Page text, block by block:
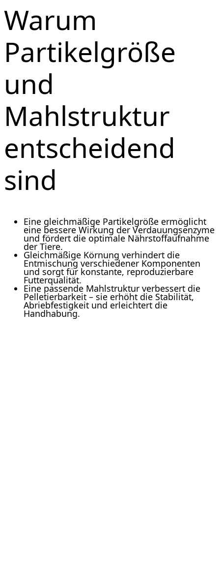
Warum
Partikelgröße
und
Mahlstruktur
entscheidend
sind
Eine gleichmäßige Partikelgröße ermöglicht
eine bessere Wirkung der Verdauungsenzyme
und fördert die optimale Nährstoffaufnahme
der Tiere.
Gleichmäßige Körnung verhindert die
Entmischung verschiedener Komponenten
und sorgt für konstante, reproduzierbare
Futterqualität.
Eine passende Mahlstruktur verbessert die
Pelletierbarkeit – sie erhöht die Stabilität,
Abriebfestigkeit und erleichtert die
Handhabung.